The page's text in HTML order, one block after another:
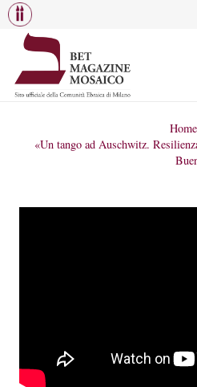
Home
«Un tango ad Auschwitz.